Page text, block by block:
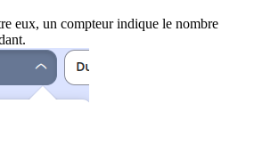
eux, un compteur indique le nombre